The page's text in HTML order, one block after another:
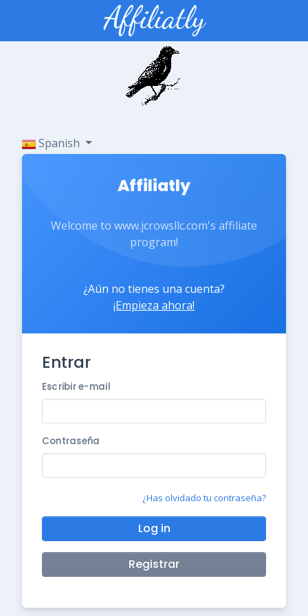
Spanish
Affiliatly
Welcome to www.jcrowsllc.com's affiliate
program!
¿Aún no tienes una cuenta?
¡Empieza ahora!
Entrar
Escribir e-mail
Contraseña
¿Has olvidado tu contraseña?
Log in
Registrar